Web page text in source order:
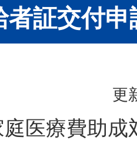
者証交付
更
医療費助成